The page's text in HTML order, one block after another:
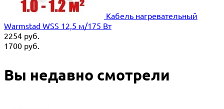
Кабель нагревательный
Warmstad WSS 12,5 м/175 Вт
2254 руб.
1700 руб.
Вы недавно смотрели